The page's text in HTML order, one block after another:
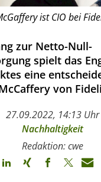
ist CIO bei
zur Netto-Null-
spielt das
eine
von
27.09.2022, 14:13 Uhr
Nachhaltigkeit
Redaktion: cwe